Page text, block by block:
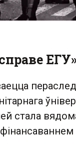
стала